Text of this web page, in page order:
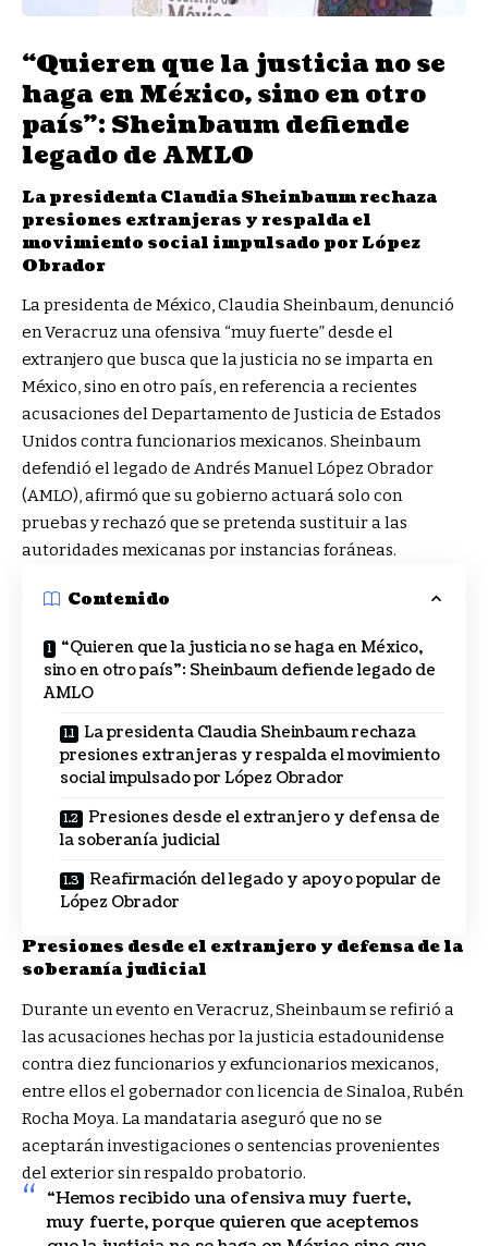
“Quieren que la justicia no se
haga en México, sino en otro
país”: Sheinbaum defiende
legado de AMLO
La presidenta Claudia Sheinbaum rechaza
presiones extranjeras y respalda el
movimiento social impulsado por López
Obrador
La presidenta de México, Claudia Sheinbaum, denunció
en Veracruz una ofensiva “muy fuerte” desde el
extranjero que busca que la justicia no se imparta en
México, sino en otro país, en referencia a recientes
acusaciones del Departamento de Justicia de Estados
Unidos contra funcionarios mexicanos. Sheinbaum
defendió el legado de Andrés Manuel López Obrador
(AMLO), afirmó que su gobierno actuará solo con
pruebas y rechazó que se pretenda sustituir a las
autoridades mexicanas por instancias foráneas.
Contenido
“Quieren que la justicia no se haga en México,
sino en otro país”: Sheinbaum defiende legado de
AMLO
La presidenta Claudia Sheinbaum rechaza
presiones extranjeras y respalda el movimiento
social impulsado por López Obrador
Presiones desde el extranjero y defensa de
la soberanía judicial
Reafirmación del legado y apoyo popular de
López Obrador
Presiones desde el extranjero y defensa de la
soberanía judicial
Durante un evento en Veracruz, Sheinbaum se refirió a
las acusaciones hechas por la justicia estadounidense
contra diez funcionarios y exfuncionarios mexicanos,
entre ellos el gobernador con licencia de Sinaloa, Rubén
Rocha Moya. La mandataria aseguró que no se
aceptarán investigaciones o sentencias provenientes
del exterior sin respaldo probatorio.
“Hemos recibido una ofensiva muy fuerte,
muy fuerte, porque quieren que aceptemos